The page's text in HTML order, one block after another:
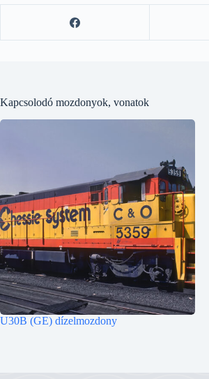
Kapcsolodó mozdonyok, vonatok
U30B (GE) dízelmozdony